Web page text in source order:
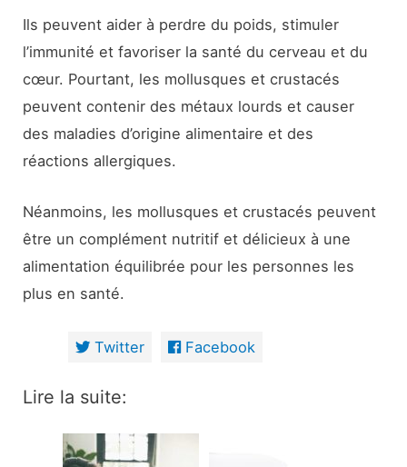
Ils peuvent aider à perdre du poids, stimuler
l’immunité et favoriser la santé du cerveau et du
cœur. Pourtant, les mollusques et crustacés
peuvent contenir des métaux lourds et causer
des maladies d’origine alimentaire et des
réactions allergiques.
Néanmoins, les mollusques et crustacés peuvent
être un complément nutritif et délicieux à une
alimentation équilibrée pour les personnes les
plus en santé.
Twitter Facebook
Lire la suite: